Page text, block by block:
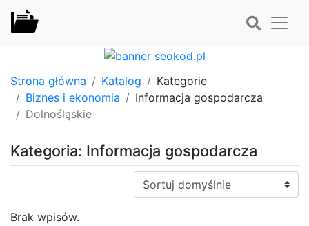
Strona główna Katalog
Kategorie
Biznes i ekonomia
Informacja gospodarcza
Dolnośląskie
Kategoria: Informacja gospodarcza
Sortuj:
Brak wpisów.